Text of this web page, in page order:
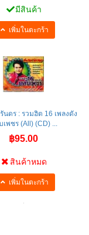
มีสินค้า
เพิ่มในตะกร้า
ดร : รวมฮิต 16 เพลงดัง
เพชร (All) (CD) ...
฿95.00
สินค้าหมด
เพิ่มในตะกร้า